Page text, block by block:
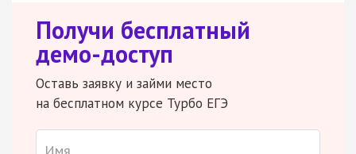
Получи бесплатный
демо-доступ
Оставь заявку и займи место
на бесплатном курсе Турбо ЕГЭ